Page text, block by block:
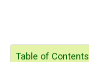
Table of Contents